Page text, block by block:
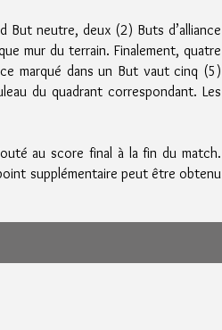
neutre, deux (2) Buts d’alliance
mur du terrain. Finalement, quatre
marqué dans un But vaut cinq (5)
du quadrant correspondant. ​Les
au score final à la fin du match.
supplémentaire peut être obtenu